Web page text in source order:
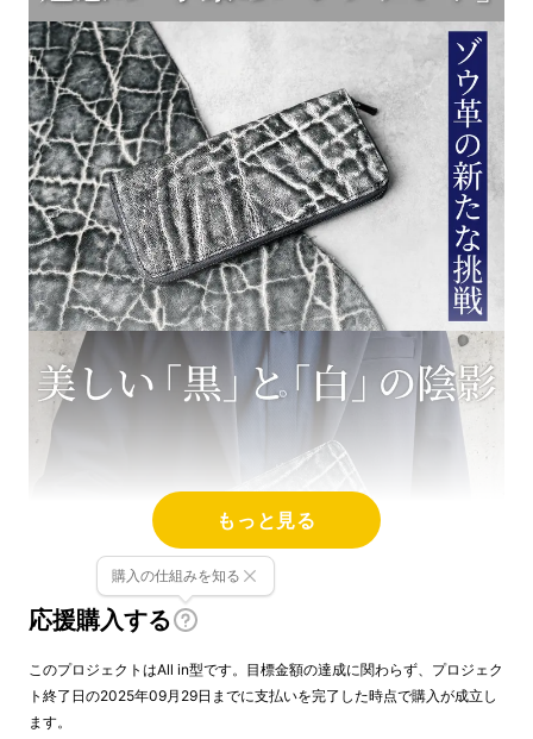
もっと見る
応援購入する
購入の仕組みを知る
このプロジェクトはAll in型です。目標金額の達成に関わらず、プロジェク
ト終了日の2025年09月29日までに支払いを完了した時点で購入が成立し
ます。